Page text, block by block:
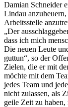
Damian Schneider
Lindau
Arbeitsstelle
„Der
dass ich mich
Die neuen Leute
guttun“, so der
Zielen, die er mit
möchte mit dem
jedes Team und
nicht zulassen, als
geile Zeit zu